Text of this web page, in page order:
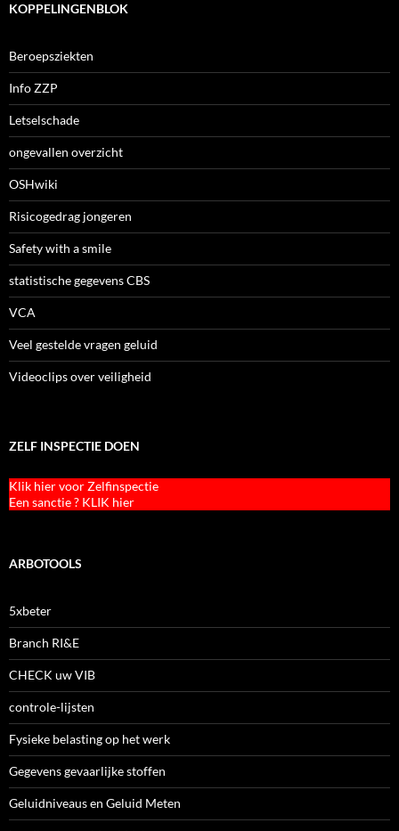
KOPPELINGENBLOK
Beroepsziekten
Info ZZP
Letselschade
ongevallen overzicht
OSHwiki
Risicogedrag jongeren
Safety with a smile
statistische gegevens CBS
VCA
Veel gestelde vragen geluid
Videoclips over veiligheid
ZELF INSPECTIE DOEN
Klik hier voor Zelfinspectie
Een sanctie ? KLIK hier
ARBOTOOLS
5xbeter
Branch RI&E
CHECK uw VIB
controle-lijsten
Fysieke belasting op het werk
Gegevens gevaarlijke stoffen
Geluidniveaus en Geluid Meten